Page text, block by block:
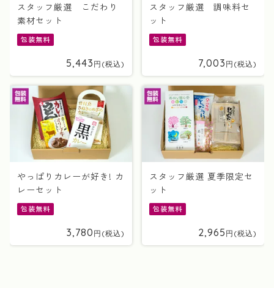
スタッフ厳選 こだわり
素材セット
包装無料
5,443
スタッフ厳選 調味料セ
ット
包装無料
7,003
やっぱりカレーが好き! カ
レーセット
包装無料
3,780
スタッフ厳選 夏季限定セ
ット
包装無料
2,965